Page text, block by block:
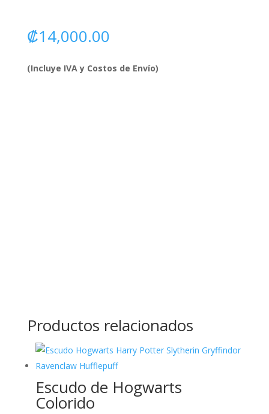
₡14,000.00
(Incluye IVA y Costos de Envío)
Productos relacionados
Escudo de Hogwarts
Colorido